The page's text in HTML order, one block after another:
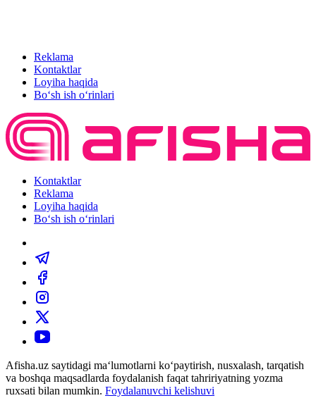
Reklama
Kontaktlar
Loyiha haqida
Bo‘sh ish o‘rinlari
Kontaktlar
Reklama
Loyiha haqida
Bo‘sh ish o‘rinlari
Afisha.uz saytidagi ma‘lumotlarni ko‘paytirish, nusxalash, tarqatish
va boshqa maqsadlarda foydalanish faqat tahririyatning yozma
ruxsati bilan mumkin. Foydalanuvchi kelishuvi